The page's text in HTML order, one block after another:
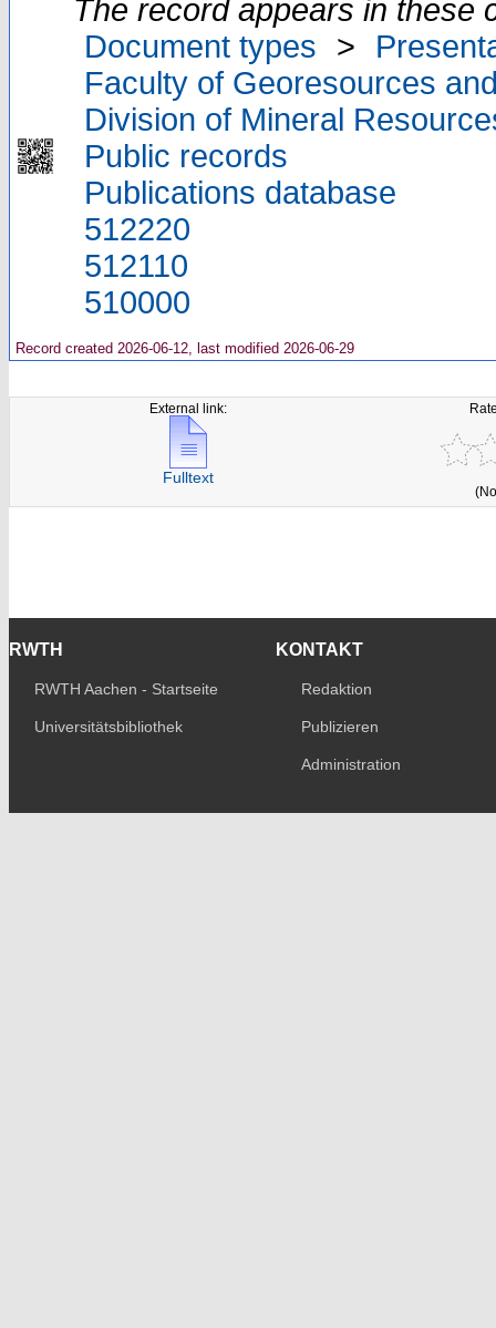
The record appears in these
Document types
>
Faculty of Georesources
Division of Mineral
Public records
Publications database
512220
512110
510000
Record created 2026-06-12, last modified 2026-06-29
External link:
Fulltext
RWTH
RWTH Aachen - Startseite
Universitätsbibliothek
KONTAKT
Redaktion
Publizieren
Administration